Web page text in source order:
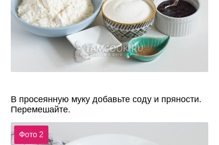
В просеянную муку добавьте соду и пряности.
Перемешайте.
Фото 2